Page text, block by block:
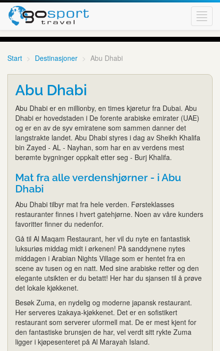
Start Destinasjoner Abu Dhabi
Abu Dhabi
Abu Dhabi er en millionby, en times kjøretur fra Dubai. Abu
Dhabi er hovedstaden i De forente arabiske emirater (UAE)
og er en av de syv emiratene som sammen danner det
langstrakte landet. Abu Dhabi styres i dag av Sheikh Khalifa
bin Zayed - AL - Nayhan, som har en av verdens mest
berømte bygninger oppkalt etter seg - Burj Khalifa.
Mat fra alle verdenshjørner - i Abu
Dhabi
Abu Dhabi tilbyr mat fra hele verden. Førsteklasses
restauranter finnes i hvert gatehjørne. Noen av våre kunders
favoritter finner du nedenfor.
Gå til Al Maqam Restaurant, her vil du nyte en fantastisk
luksuriøs middag midt i ørkenen! På sanddynene nytes
middagen i Arabian Nights Village som er hentet fra en
scene av tusen og en natt. Med sine arabiske retter og den
elegante utsikten er du betatt! Her har du sjansen til å prøve
det lokale kjøkkenet.
Besøk Zuma, en nydelig og moderne japansk restaurant.
Her serveres izakaya-kjøkkenet. Det er en sofistikert
restaurant som serverer uformell mat. De er mest kjent for
den fantastiske brunsjen de har, vel verdt sitt rykte Zuma
ligger i kjøpesenteret på Al Marayah Island.